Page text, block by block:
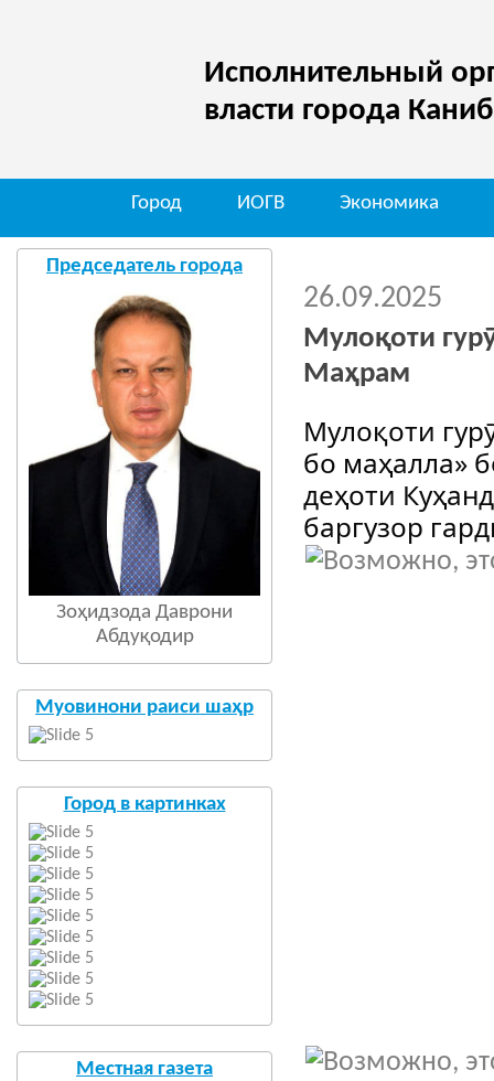
Исполнительный
власти города
Город ИОГВ Экономика
Председатель города
Зоҳидзода Даврони
Абдуқодир
Муовинони раиси шаҳр
Город в картинках
Местная газета
26.09.2025
Мулоқоти
Маҳрам
Мулоқоти
бо маҳалла»
деҳоти
баргузор